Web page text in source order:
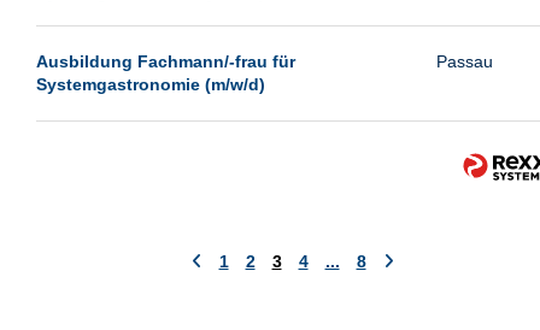
Ausbildung Fachmann/-frau für
Systemgastronomie (m/w/d)
Passau
1 2 3 4 ... 8